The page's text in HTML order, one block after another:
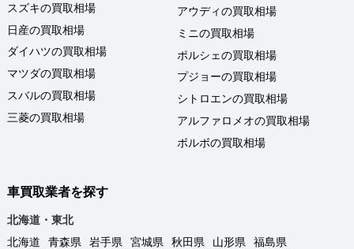
スズキの買取相場
日産の買取相場
ダイハツの買取相場
マツダの買取相場
スバルの買取相場
三菱の買取相場
アウディの買取相場
ミニの買取相場
ポルシェの買取相場
プジョーの買取相場
シトロエンの買取相場
アルファロメオの買取相場
ボルボの買取相場
車買取業者を探す
北海道・東北
北海道
青森県 岩手県 宮城県 秋田県 山形県
福島県